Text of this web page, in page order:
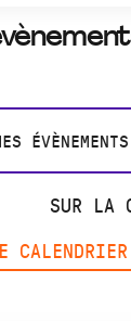
ÉVÈNEMENTS
SUR LA
CALENDRIER